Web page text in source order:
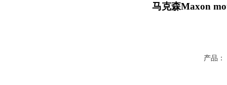
马克森Maxon
产品：